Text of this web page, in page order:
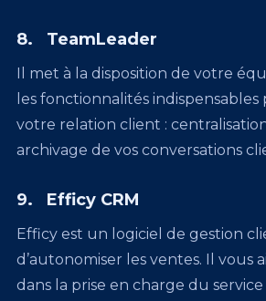
8. TeamLeader
Il met à la disposition de votre
les fonctionnalités
votre relation client :
archivage de vos conversations
9. Efficy CRM
Efficy est un logiciel de gestion
d’autonomiser les ventes. Il vous
dans la prise en charge du